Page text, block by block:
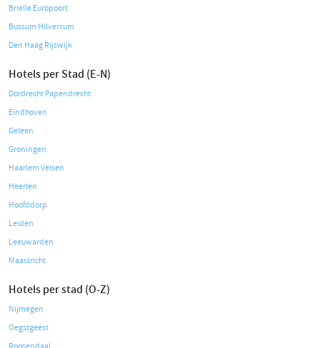
Brielle Europoort
Bussum Hilversum
Den Haag Rijswijk
Hotels per Stad (E-N)
Dordrecht Papendrecht
Eindhoven
Geleen
Groningen
Haarlem Velsen
Heerlen
Hoofddorp
Leiden
Leeuwarden
Maastricht
Hotels per stad (O-Z)
Nijmegen
Oegstgeest